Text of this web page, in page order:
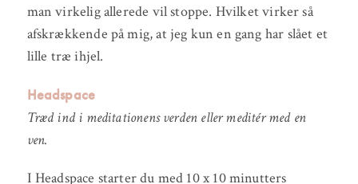
man virkelig allerede vil stoppe. Hvilket virker så
afskrækkende på mig, at jeg kun en gang har slået et
lille træ ihjel.
Headspace
Træd ind i meditationens verden eller meditér med en
ven.
I Headspace starter du med 10 x 10 minutters